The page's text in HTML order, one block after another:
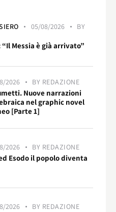
05/08/2026
BY
“Il Messia è già arrivato”
2026 BY REDAZIONE
Nuove narrazioni
nel graphic novel
[Parte 1]
2026 BY REDAZIONE
Esodo il popolo diventa
2026 BY REDAZIONE